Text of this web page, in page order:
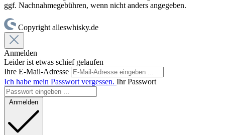
ggf. Nachnahmegebühren, wenn nicht anders angegeben.
Copyright alleswhisky.de
Anmelden
Leider ist etwas schief gelaufen
Ihre E-Mail-Adresse
Ich habe mein Passwort vergessen. Ihr Passwort
Anmelden